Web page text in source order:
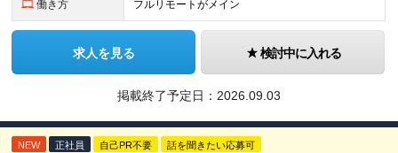
働き方 フルリモートがメイン
求人を見る 検討中に入れる
掲載終了予定日： 2026.09.03
NEW 正社員 自己PR不要 話を聞きたい応募可